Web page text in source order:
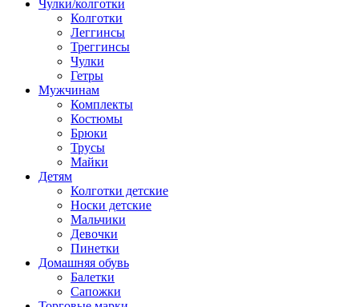
Чулки/колготки
Колготки
Леггинсы
Треггинсы
Чулки
Гетры
Мужчинам
Комплекты
Костюмы
Брюки
Трусы
Майки
Детям
Колготки детские
Носки детские
Мальчики
Девочки
Пинетки
Домашняя обувь
Балетки
Сапожки